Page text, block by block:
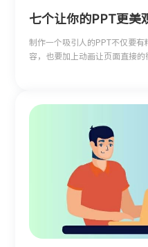
七个让你的PPT更美
制作一个吸引人的PPT不仅要
容，也要加上动画让页面直接